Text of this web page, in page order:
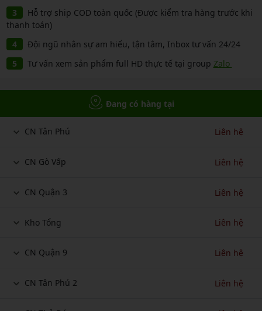
Hỗ trợ ship COD toàn quốc (Được kiểm tra hàng trước khi
thanh toán)
Đội ngũ nhân sự am hiểu, tận tâm, Inbox tư vấn 24/24
Tư vấn xem sản phẩm full HD thực tế tại group Zalo
Đang có hàng tại
CN Tân Phú Liên hệ
CN Gò Vấp Liên hệ
CN Quận 3 Liên hệ
Kho Tổng Liên hệ
CN Quận 9 Liên hệ
CN Tân Phú 2 Liên hệ